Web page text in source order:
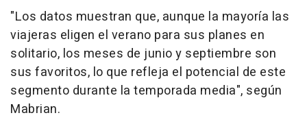
"Los datos muestran que, aunque la mayoría las
viajeras eligen el verano para sus planes en
solitario, los meses de junio y septiembre son
sus favoritos, lo que refleja el potencial de este
segmento durante la temporada media", según
Mabrian.